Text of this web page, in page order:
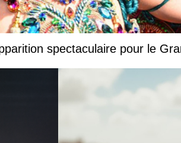
spectaculaire pour le